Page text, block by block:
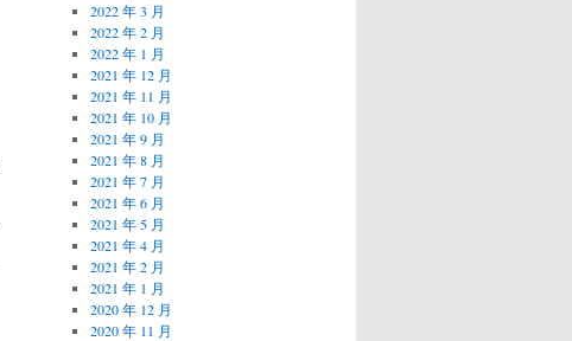
2022 年 3 月
2022 年 2 月
2022 年 1 月
2021 年 12 月
2021 年 11 月
2021 年 10 月
2021 年 9 月
2021 年 8 月
2021 年 7 月
2021 年 6 月
2021 年 5 月
2021 年 4 月
2021 年 2 月
2021 年 1 月
2020 年 12 月
2020 年 11 月